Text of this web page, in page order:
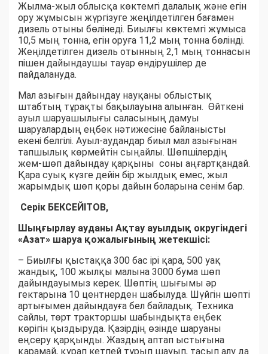
Жылма-жыл облысқа көктемгі далалық және егін
ору жұмысын жүргізуге жеңілдетілген бағамен
дизель отыны бөлінеді. Биылғы көктемгі жұмыса
10,5 мың тонна, егін оруға 11,2 мың тонна бөлінді.
Жеңілдетілген дизель отынның 2,1 мың тоннасын
пішен дайындаушы тауар өндірушілер де
пайдалануда.
Мал азығын дайындау науқаны облыстық
штабтың тұрақты бақылауына алынған. Өйткені
ауыл шаруашылығы саласының дамуы
шаруалардың еңбек нәтижесіне байланысты
екені белгілі. Ауыл-аудандар биыл мал азығынан
тапшылық көрмейтін сыңайлы. Шөпшілердің
жем-шөп дайындау қарқыны соны аңғартқандай.
Қара суық күзге дейін бір жылдық емес, жыл
жарымдық шөп қоры дайын боларына сенім бар.
Серік БЕКСЕЙІТОВ,
Шыңғырлау ауданы Ақтау ауылдық округіндегі
«Азат» шаруа қожалығының жетекшісі:
– Биылғы қыстаққа 300 бас ірі қара, 500 уақ
жандық, 100 жылқы малына 3000 бума шөп
дайындауымыз керек. Шөптің шығымы әр
гектарына 10 центнерден шабылуда. Шүйгін шөпті
артығымен дайындауға бел байладық. Техника
сайлы, төрт тракторшы шабындықта еңбек
көрігін қыздыруда. Қазірдің өзінде шаруаны
еңсеру қарқынды. Жаздың аптап ыстығына
қарамай, қурап кетпей тұрып шауып, тасып алу да